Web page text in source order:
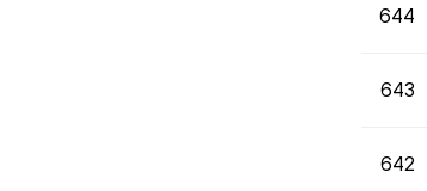
644
643
642